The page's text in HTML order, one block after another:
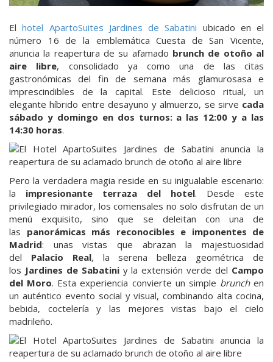
Elhotel ApartoSuites Jardines de Sabatini ubicado en el
número 16 de la emblemática Cuesta de San Vicente,
anuncia la reapertura de su afamado brunch de otoño al
aire libre, consolidado ya como una de las citas
gastronómicas del fin de semana más glamurosasa e
imprescindibles de la capital. Este delicioso ritual, un
elegante híbrido entre desayuno y almuerzo, se sirve cada
sábado y domingo en dos turnos: a las 12:00 y a las
14:30 horas.
Pero la verdadera magia reside en su inigualable escenario:
la impresionante terraza del hotel. Desde este
privilegiado mirador, los comensales no solo disfrutan de un
menú exquisito, sino que se deleitan con una de
las panorámicas más reconocibles e imponentes de
Madrid: unas vistas que abrazan la majestuosidad
del Palacio Real, la serena belleza geométrica de
los Jardines de Sabatiniy la extensión verde del Campo
del Moro. Esta experiencia convierte un simple brunchen
un auténtico evento social y visual, combinando alta cocina,
bebida, coctelería y las mejores vistas bajo el cielo
madrileño.